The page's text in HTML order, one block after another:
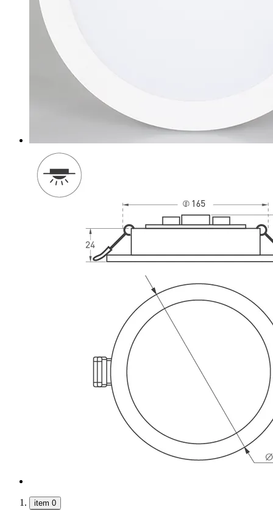
item 0